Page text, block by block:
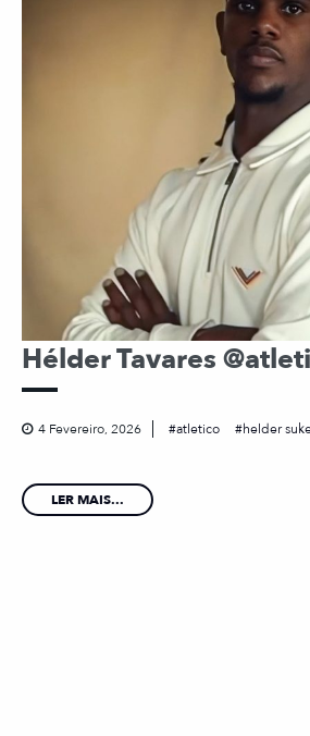
Hélder Tavares
4 Fevereiro, 2026 atletico helder
LER MAIS...